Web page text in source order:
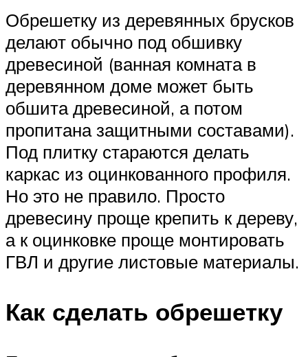
Обрешетку из деревянных брусков
делают обычно под обшивку
древесиной (ванная комната в
деревянном доме может быть
обшита древесиной, а потом
пропитана защитными составами).
Под плитку стараются делать
каркас из оцинкованного профиля.
Но это не правило. Просто
древесину проще крепить к дереву,
а к оцинковке проще монтировать
ГВЛ и другие листовые материалы.
Как сделать обрешетку